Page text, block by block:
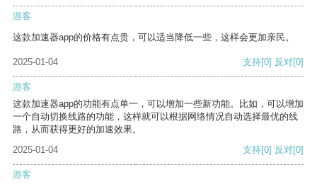
游客
这款加速器app的价格有点贵，可以适当降低一些，这样会更加亲民。
2025-01-04 支持[0] 反对[0]
游客
这款加速器app的功能有点单一，可以增加一些新功能。比如，可以增加
一个自动切换线路的功能，这样就可以根据网络情况自动选择最优的线
路，从而获得更好的加速效果。
2025-01-04
支持[0] 反对[0]
游客